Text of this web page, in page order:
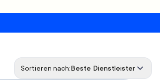
Sortieren nach:Beste Dienstleister